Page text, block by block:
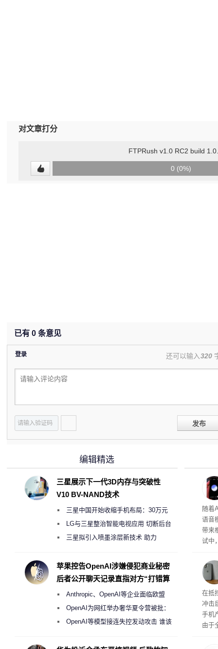
对文章打分
FTPRush v1.0 RC2 build
0 (0%)
已有 0 条意见
登录 还可以输入320
发布
理”
随着
语音
带来
试中
互
桌面
系
在抵
冲击
手机
由于
编辑精选
三星展示下一代3D内存与突破性
V10 BV-NAND技术
三星中国开始收缩手机布局：30万元
月销售额不达标门店 将被逐步清退
LG与三星整治智能电视应用 切断后台
偷偷共享带宽的违规行为
三星拟引入喷墨涂层新技术 助力
度
苹果控告OpenAI涉嫌侵犯商业秘密
后者公开聊天记录直指对方“打错算
Anthropic、OpenAI等企业面临欧盟
《人工智能法案》全新执法权限审查
OpenAI为网红举办奢华夏令营被批：
2000美元一晚 遭讽“反乌托邦”
OpenAI等模型接连失控发动攻击 谁该